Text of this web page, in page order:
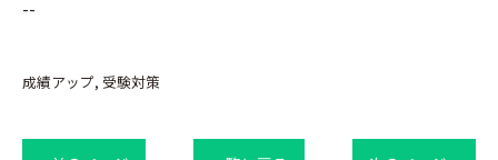
--
成績アップ 受験対策